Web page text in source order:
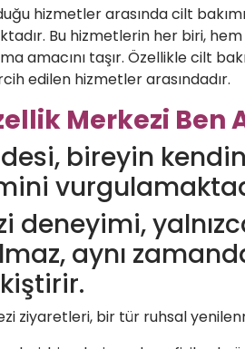
hizmetler arasında cilt
Bu hizmetlerin her biri,
amacını taşır. Özellikle cilt
edilen hizmetler arasındadır.
Merkezi Ben
bireyin
deneyimi,
aynı
ziyaretleri, bir tür ruhsal